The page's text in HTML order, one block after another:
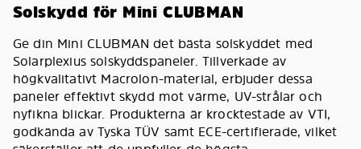
Solskydd för Mini CLUBMAN
Ge din Mini CLUBMAN det bästa solskyddet med
Solarplexius solskyddspaneler. Tillverkade av
högkvalitativt Macrolon-material, erbjuder dessa
paneler effektivt skydd mot värme, UV-strålar och
nyfikna blickar. Produkterna är krocktestade av VTI,
godkända av Tyska TÜV samt ECE-certifierade, vilket